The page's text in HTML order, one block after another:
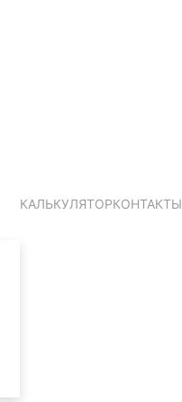
КАЛЬКУЛЯТОРКОНТАКТЫ